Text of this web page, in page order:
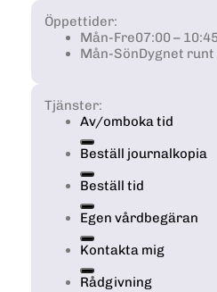
Öppettider:
Mån-Fre07:00 –
Mån-SönDygnet
Tjänster:
Av/omboka tid
Beställ journalkopia
Beställ tid
Egen vårdbegäran
Kontakta mig
Rådgivning